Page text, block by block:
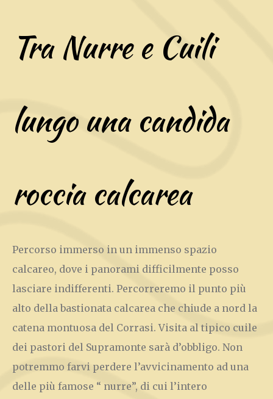
Tra Nurre e Cuili
lungo una candida
roccia calcarea
Percorso immerso in un immenso spazio
calcareo, dove i panorami difficilmente posso
lasciare indifferenti. Percorreremo il punto più
alto della bastionata calcarea che chiude a nord la
catena montuosa del Corrasi. Visita al tipico cuile
dei pastori del Supramonte sarà d’obbligo. Non
potremmo farvi perdere l’avvicinamento ad una
delle più famose “ nurre”, di cui l’intero